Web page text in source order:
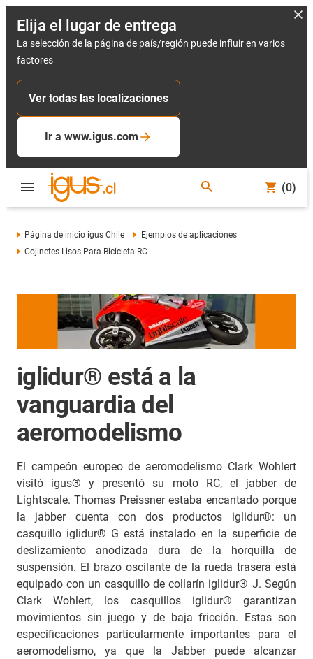
Elija el lugar de entrega
La selección de la página de país/región puede influir en varios
factores
Ver todas las localizaciones
Ir a www.igus.com
(0)
Página de inicio igus Chile
Ejemplos de aplicaciones
Cojinetes Lisos Para Bicicleta RC
iglidur® está a la
vanguardia del
aeromodelismo
El campeón europeo de aeromodelismo Clark Wohlert
visitó igus® y presentó su moto RC, el jabber de
Lightscale. Thomas Preissner estaba encantado porque
la jabber cuenta con dos productos iglidur®: un
casquillo iglidur® G está instalado en la superficie de
deslizamiento anodizada dura de la horquilla de
suspensión. El brazo oscilante de la rueda trasera está
equipado con un casquillo de collarín iglidur® J. Según
Clark Wohlert, los casquillos iglidur® garantizan
movimientos sin juego y de baja fricción. Estas son
especificaciones particularmente importantes para el
aeromodelismo, ya que la Jabber puede alcanzar